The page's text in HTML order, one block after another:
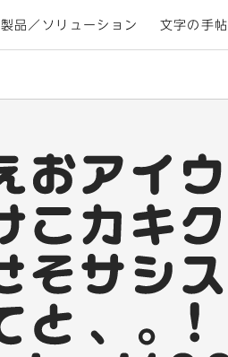
製品／ソリューション 文字の手帖